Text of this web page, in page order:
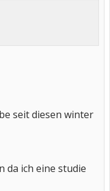
seit diesen winter
da ich eine studie